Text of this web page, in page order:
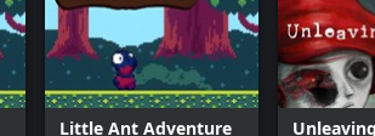
Little Ant Adventure